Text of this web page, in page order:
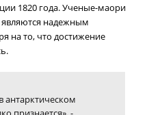
1820 года. Ученые-маори
надежным
на то, что достижение
антарктическом